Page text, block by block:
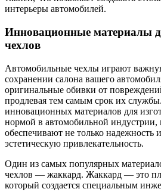
интерьеры автомобилей.
Инновационные материалы
чехлов
Автомобильные чехлы играют
сохранении салона вашего
оригинальные обивки от
продлевая тем самым срок их
инновационных материалов для
нормой в автомобильной индустрии,
обеспечивают не только надежность
эстетическую привлекательность.
Один из самых популярных
чехлов — жаккард. Жаккард — это
который создается специальным